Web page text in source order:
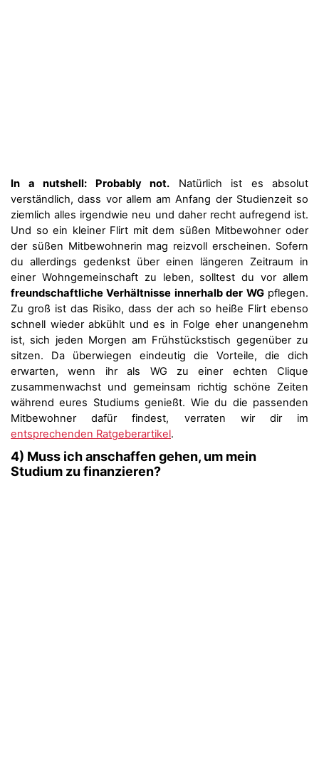
In a nutshell: Probably not. Natürlich ist es absolut
verständlich, dass vor allem am Anfang der Studienzeit so
ziemlich alles irgendwie neu und daher recht aufregend ist.
Und so ein kleiner Flirt mit dem süßen Mitbewohner oder
der süßen Mitbewohnerin mag reizvoll erscheinen. Sofern
du allerdings gedenkst über einen längeren Zeitraum in
einer Wohngemeinschaft zu leben, solltest du vor allem
freundschaftliche Verhältnisse innerhalb der WGpflegen.
Zu groß ist das Risiko, dass der ach so heiße Flirt ebenso
schnell wieder abkühlt und es in Folge eher unangenehm
ist, sich jeden Morgen am Frühstückstisch gegenüber zu
sitzen. Da überwiegen eindeutig die Vorteile, die dich
erwarten, wenn ihr als WG zu einer echten Clique
zusammenwachst und gemeinsam richtig schöne Zeiten
während eures Studiums genießt. Wie du die passenden
Mitbewohner dafür findest, verraten wir dir im
entsprechenden Ratgeberartikel.
4) Muss ich anschaffen gehen, um mein
Studium zu finanzieren?